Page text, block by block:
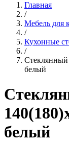
Главная
/
Мебель для
/
Кухонные
/
Стеклянный
белый
белый